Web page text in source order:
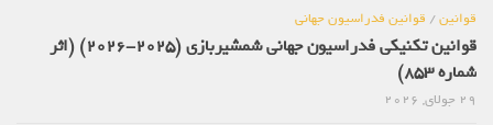
قوانین/قوانین فدراسیون جهانی
قوانین تکنیکی فدراسیون جهانی شمشیربازی (2025-2026) (اثر
شماره 853)